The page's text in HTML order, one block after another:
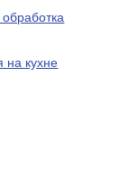
на кухне